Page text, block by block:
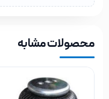
محصولات مشابه